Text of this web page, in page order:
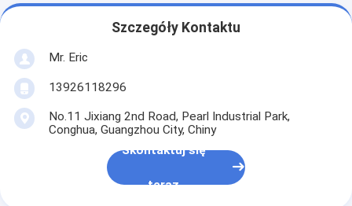
Szczegóły Kontaktu
Mr. Eric
13926118296
No.11 Jixiang 2nd Road, Pearl Industrial Park,
Conghua, Guangzhou City, Chiny
Skontaktuj się
teraz